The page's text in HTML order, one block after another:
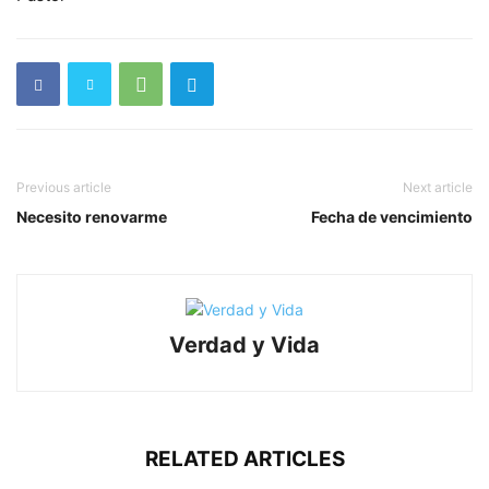
Previous article
Necesito renovarme
Next article
Fecha de vencimiento
Verdad y Vida
RELATED ARTICLES